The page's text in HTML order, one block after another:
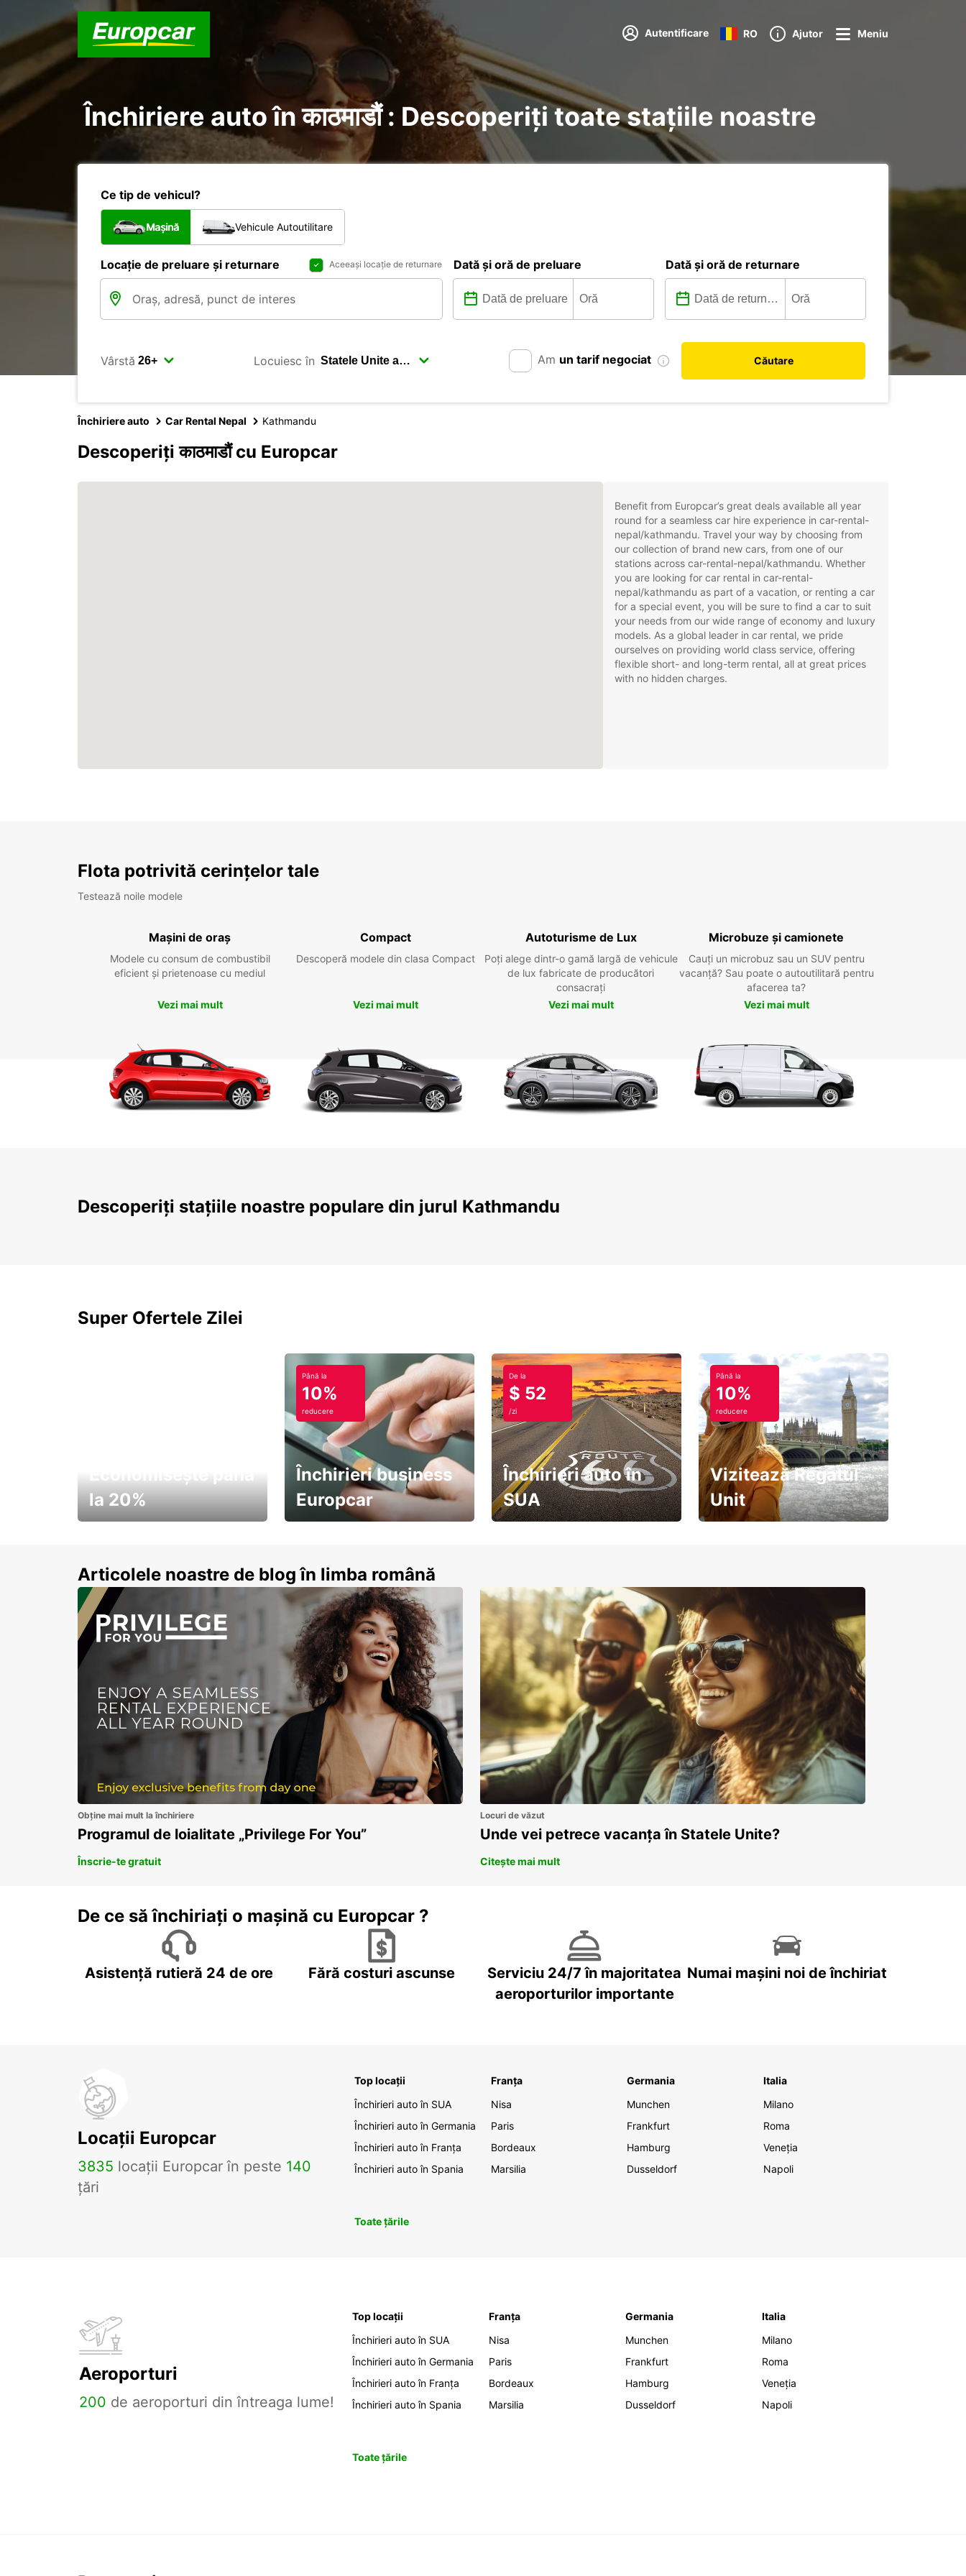
Autentificare RO Ajutor Meniu
Închiriere auto în काठमाडौं : Descoperiți toate stațiile noastre
Ce tip de vehicul?
Mașină Vehicule Autoutilitare
Locație de preluare și returnare Aceeași locație de returnare Dată și oră de preluare Dată și oră de returnare
Vârstă Locuiesc în Am un tarif negociat Căutare
Închiriere auto Car Rental Nepal Kathmandu
Descoperiți काठमाडौं cu Europcar
Benefit from Europcar’s great deals available all year
round for a seamless car hire experience in car-rental-
nepal/kathmandu. Travel your way by choosing from
our collection of brand new cars, from one of our
stations across car-rental-nepal/kathmandu. Whether
you are looking for car rental in car-rental-
nepal/kathmandu as part of a vacation, or renting a car
for a special event, you will be sure to find a car to suit
your needs from our wide range of economy and luxury
models. As a global leader in car rental, we pride
ourselves on providing world class service, offering
flexible short- and long-term rental, all at great prices
with no hidden charges.
Flota potrivită cerințelor tale
Testează noile modele
Mașini de oraș
Modele cu consum de combustibil
eficient și prietenoase cu mediul
Vezi mai mult
Compact
Descoperă modele din clasa Compact
Vezi mai mult
Autoturisme de Lux
Poți alege dintr-o gamă largă de vehicule
de lux fabricate de producători
consacrați
Vezi mai mult
Microbuze și camionete
Cauți un microbuz sau un SUV pentru
vacanță? Sau poate o autoutilitară pentru
afacerea ta?
Vezi mai mult
Descoperiți stațiile noastre populare din jurul Kathmandu
Super Ofertele Zilei
la 20%
Până la
10%
reducere
Închirieri business
Europcar
De la
$ 52
/zi
Închirieri auto în
SUA
Până la
10%
reducere
Vizitează Regatul
Unit
Articolele noastre de blog în limba română
Obține mai mult la închiriere
Programul de loialitate „Privilege For You”
Înscrie-te gratuit
Locuri de văzut
Unde vei petrece vacanța în Statele Unite?
Citește mai mult
De ce să închiriați o mașină cu Europcar ?
Asistență rutieră 24 de ore Fără costuri ascunse
Serviciu 24/7 în majoritatea
aeroporturilor importante
Numai mașini noi de închiriat
Locații Europcar
3835 locații Europcar în peste 140
țări
Top locații
Închirieri auto în SUA
Închirieri auto în Germania
Închirieri auto în Franța
Închirieri auto în Spania
Franța
Nisa
Paris
Bordeaux
Marsilia
Germania
Munchen
Frankfurt
Hamburg
Dusseldorf
Italia
Milano
Roma
Veneția
Napoli
Toate țările
Aeroporturi
200 de aeroporturi din întreaga lume!
Top locații
Închirieri auto în SUA
Închirieri auto în Germania
Închirieri auto în Franța
Închirieri auto în Spania
Franța
Nisa
Paris
Bordeaux
Marsilia
Germania
Munchen
Frankfurt
Hamburg
Dusseldorf
Italia
Milano
Roma
Veneția
Napoli
Toate țările